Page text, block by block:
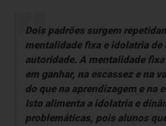
Dois padrões surgem
mentalidade fixa e idolatria de
autoridade. A mentalidade
em ganhar, na escassez e na
do que na aprendizagem e na
Isto alimenta a idolatria e
problemáticas, pois alunos